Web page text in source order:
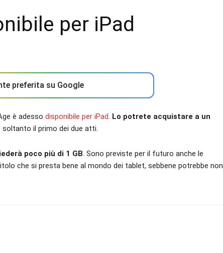
per iPad
preferita su Google
è adesso disponibile per iPad. Lo potrete acquistare a un
il primo dei due atti.
poco più di 1 GB. Sono previste per il futuro anche le
che si presta bene al mondo dei tablet, sebbene potrebbe non